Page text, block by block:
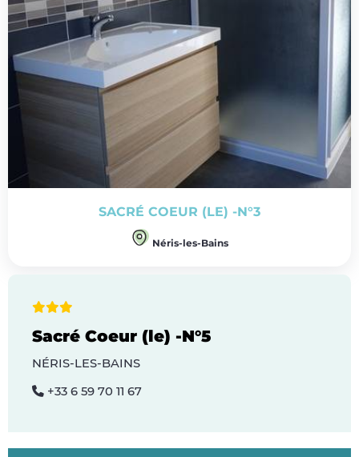
SACRÉ COEUR (LE) -N°3
Néris-les-Bains
Sacré Coeur (le) -N°5
NÉRIS-LES-BAINS
+33 6 59 70 11 67